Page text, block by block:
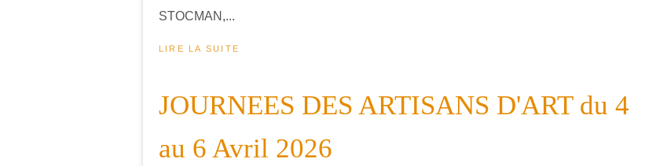
STOCMAN,...
LIRE LA SUITE
JOURNEES DES ARTISANS D'ART du 4
au 6 Avril 2026